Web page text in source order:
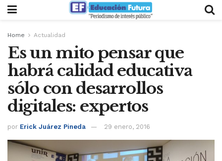
Home Actualidad
Es un mito pensar que
habrá calidad educativa
sólo con desarrollos
digitales: expertos
por Erick Juárez Pineda 29 enero, 2016